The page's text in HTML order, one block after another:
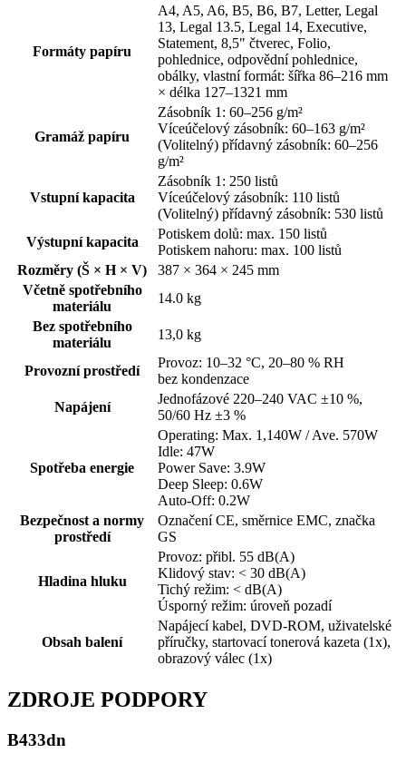
Formáty papíru
A4, A5, A6, B5, B6, B7, Letter, Legal
13, Legal 13.5, Legal 14, Executive,
Statement, 8,5" čtverec, Folio,
pohlednice, odpovědní pohlednice,
obálky, vlastní formát: šířka 86–216 mm
× délka 127–1321 mm
Gramáž papíru
Zásobník 1: 60–256 g/m²
Víceúčelový zásobník: 60–163 g/m²
(Volitelný) přídavný zásobník: 60–256
g/m²
Vstupní kapacita
Zásobník 1: 250 listů
Víceúčelový zásobník: 110 listů
(Volitelný) přídavný zásobník: 530 listů
Výstupní kapacita
Potiskem dolů: max. 150 listů
Potiskem nahoru: max. 100 listů
Rozměry (Š × H × V)
387 × 364 × 245 mm
Včetně spotřebního
materiálu
14.0 kg
Bez spotřebního
materiálu
13,0 kg
Provozní prostředí
Provoz: 10–32 °C, 20–80 % RH
bez kondenzace
Napájení
Jednofázové 220–240 VAC ±10 %,
50/60 Hz ±3 %
Spotřeba energie
Operating: Max. 1,140W / Ave. 570W
Idle: 47W
Power Save: 3.9W
Deep Sleep: 0.6W
Auto-Off: 0.2W
Bezpečnost a normy
prostředí
Označení CE, směrnice EMC, značka
GS
Hladina hluku
Provoz: přibl. 55 dB(A)
Klidový stav: < 30 dB(A)
Tichý režim: < dB(A)
Úsporný režim: úroveň pozadí
Obsah balení
Napájecí kabel, DVD-ROM, uživatelské
příručky, startovací tonerová kazeta (1x),
obrazový válec (1x)
ZDROJE PODPORY
B433dn